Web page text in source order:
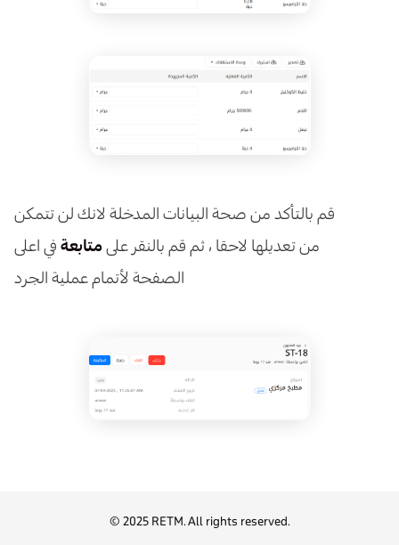
قم بالتأكد من صحة البيانات المدخلة لانك لن تتمكن
من تعديلها لاحقا ، ثم قم بالنقر علىمتابعة في اعلى
الصفحة لأتمام عملية الجرد
© 2025 RETM. All rights reserved.